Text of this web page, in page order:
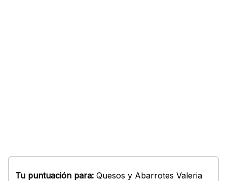
Tu puntuación para: Quesos y Abarrotes Valeria